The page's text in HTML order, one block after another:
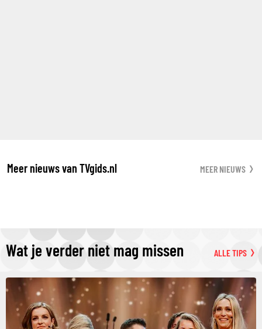
Meer nieuws van TVgids.nl MEER NIEUWS
Wat je verder niet mag missen ALLE TIPS